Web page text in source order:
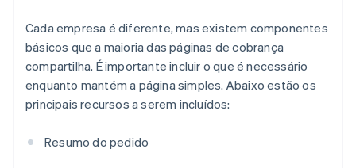
Cada empresa é diferente, mas existem componentes
básicos que a maioria das páginas de cobrança
compartilha. É importante incluir o que é necessário
enquanto mantém a página simples. Abaixo estão os
principais recursos a serem incluídos:
Resumo do pedido